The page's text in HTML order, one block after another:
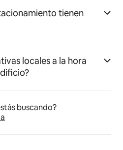
tienen
locales a la hora
buscando?